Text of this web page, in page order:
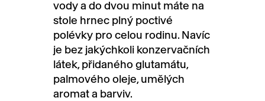
vody a do dvou minut máte na
stole hrnec plný poctivé
polévky pro celou rodinu. Navíc
je bez jakýchkoli konzervačních
látek, přidaného glutamátu,
palmového oleje, umělých
aromat a barviv.